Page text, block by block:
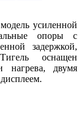
усиленной
опоры с
задержкой,
оснащен
нагрева, двумя